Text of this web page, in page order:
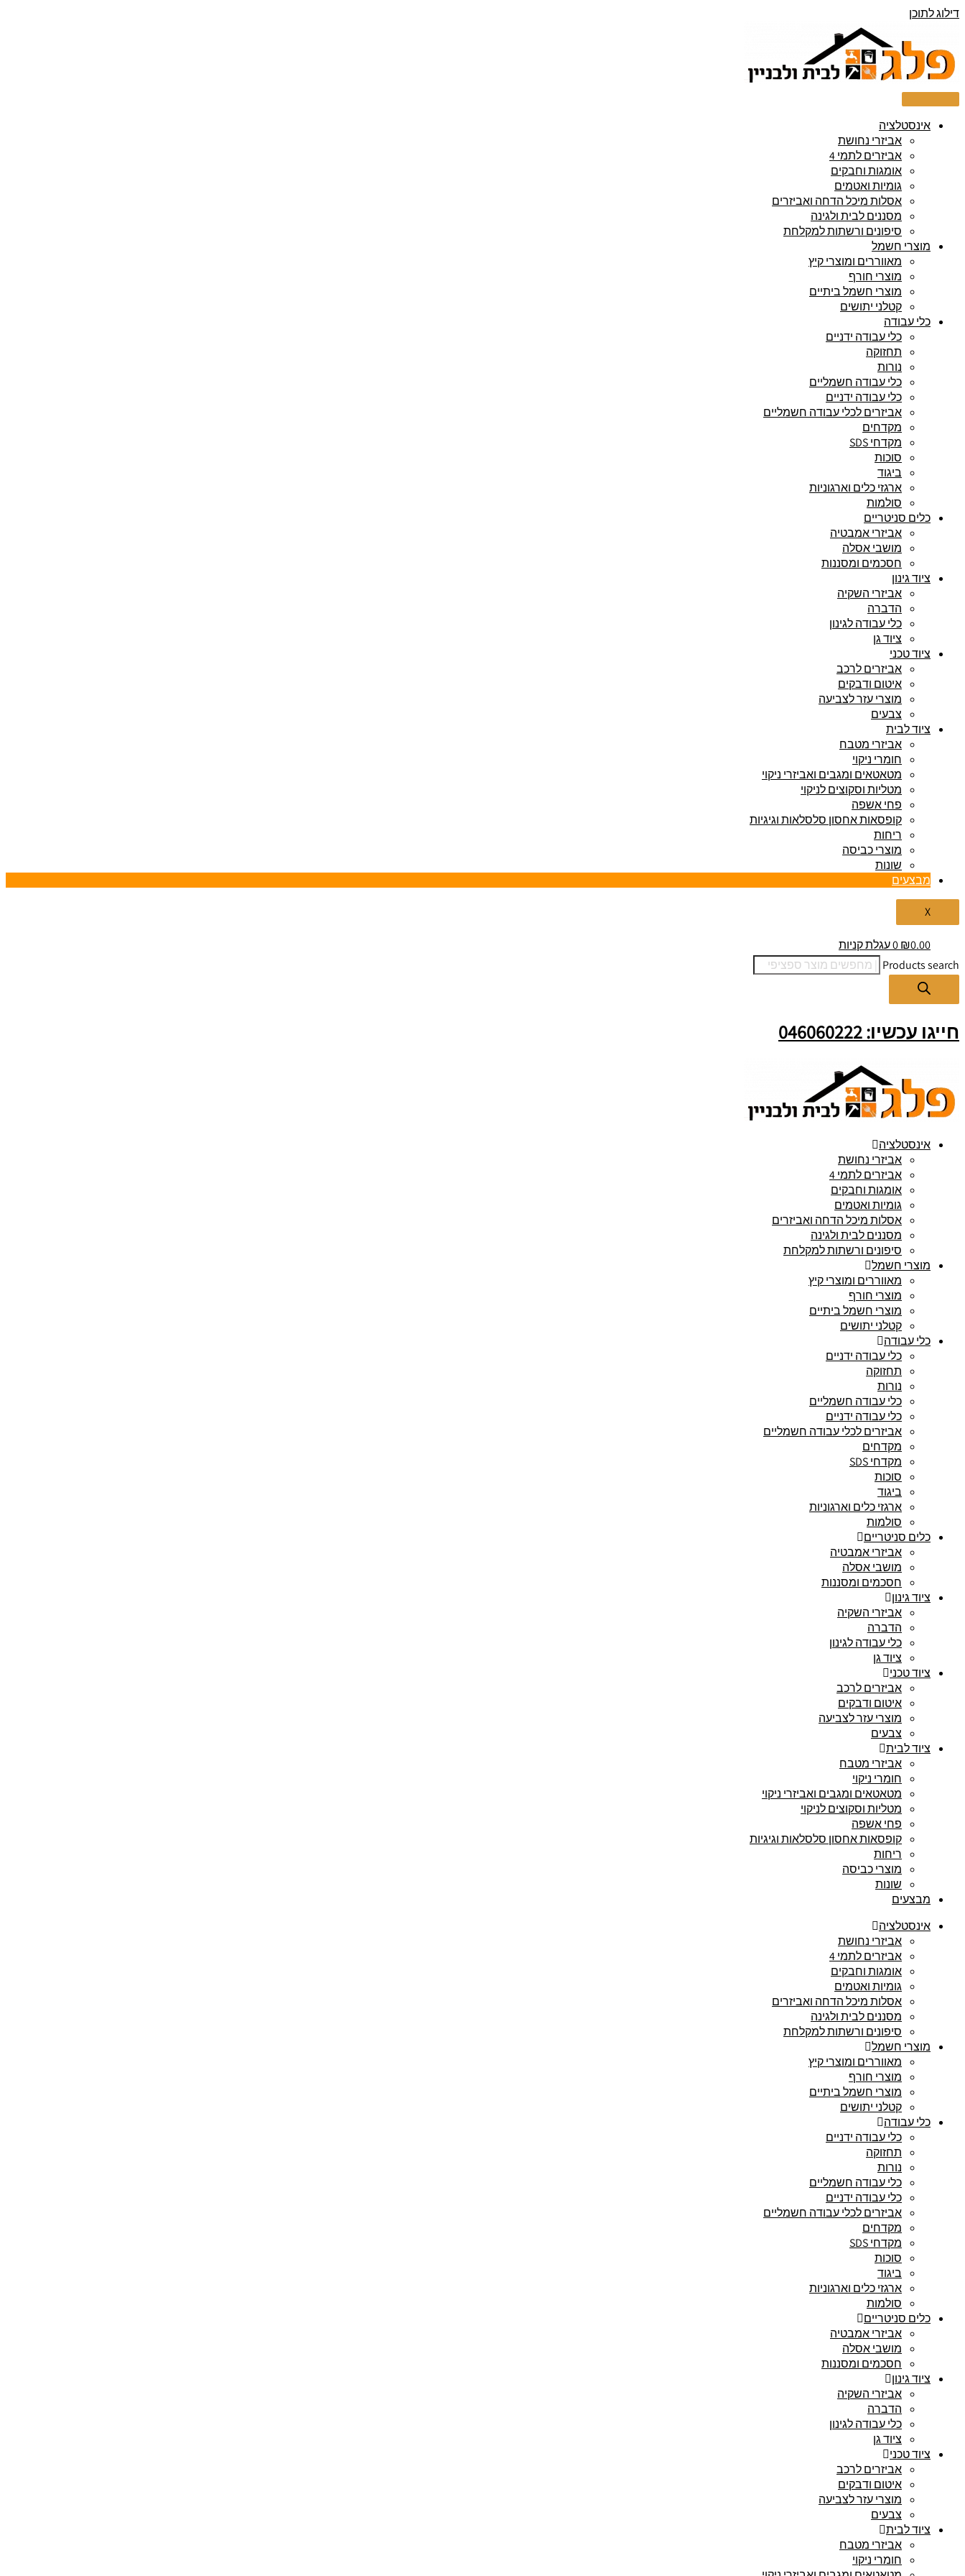
דילוג לתוכן
אינסטלציה
אביזרי נחושת
אביזרים לתמי 4
אומגות וחבקים
גומיות ואטמים
אסלות מיכל הדחה ואביזרים
מסננים לבית ולגינה
סיפונים ורשתות למקלחת
מוצרי חשמל
מאווררים ומוצרי קיץ
מוצרי חורף
מוצרי חשמל ביתיים
קטלני יתושים
כלי עבודה
כלי עבודה ידניים
תחזוקה
נורות
כלי עבודה חשמליים
כלי עבודה ידניים
אביזרים לכלי עבודה חשמליים
מקדחים
מקדחי SDS
סוכות
ביגוד
ארגזי כלים וארגוניות
סולמות
כלים סניטריים
אביזרי אמבטיה
מושבי אסלה
חסכמים ומסננות
ציוד גינון
אביזרי השקיה
הדברה
כלי עבודה לגינון
ציוד גן
ציוד טכני
אביזרים לרכב
איטום ודבקים
מוצרי עזר לצביעה
צבעים
ציוד לבית
אביזרי מטבח
חומרי ניקוי
מטאטאים ומגבים ואביזרי ניקוי
מטליות וסקוצים לניקוי
פחי אשפה
קופסאות אחסון סלסלאות וגיגיות
ריחות
מוצרי כביסה
שונות
מבצעים
X
₪0.00
0עגלת קניות
Products search
חייגו עכשיו: 046060222
אינסטלציה
אביזרי נחושת
אביזרים לתמי 4
אומגות וחבקים
גומיות ואטמים
אסלות מיכל הדחה ואביזרים
מסננים לבית ולגינה
סיפונים ורשתות למקלחת
מוצרי חשמל
מאווררים ומוצרי קיץ
מוצרי חורף
מוצרי חשמל ביתיים
קטלני יתושים
כלי עבודה
כלי עבודה ידניים
תחזוקה
נורות
כלי עבודה חשמליים
כלי עבודה ידניים
אביזרים לכלי עבודה חשמליים
מקדחים
מקדחי SDS
סוכות
ביגוד
ארגזי כלים וארגוניות
סולמות
כלים סניטריים
אביזרי אמבטיה
מושבי אסלה
חסכמים ומסננות
ציוד גינון
אביזרי השקיה
הדברה
כלי עבודה לגינון
ציוד גן
ציוד טכני
אביזרים לרכב
איטום ודבקים
מוצרי עזר לצביעה
צבעים
ציוד לבית
אביזרי מטבח
חומרי ניקוי
מטאטאים ומגבים ואביזרי ניקוי
מטליות וסקוצים לניקוי
פחי אשפה
קופסאות אחסון סלסלאות וגיגיות
ריחות
מוצרי כביסה
שונות
מבצעים
אינסטלציה
אביזרי נחושת
אביזרים לתמי 4
אומגות וחבקים
גומיות ואטמים
אסלות מיכל הדחה ואביזרים
מסננים לבית ולגינה
סיפונים ורשתות למקלחת
מוצרי חשמל
מאווררים ומוצרי קיץ
מוצרי חורף
מוצרי חשמל ביתיים
קטלני יתושים
כלי עבודה
כלי עבודה ידניים
תחזוקה
נורות
כלי עבודה חשמליים
כלי עבודה ידניים
אביזרים לכלי עבודה חשמליים
מקדחים
מקדחי SDS
סוכות
ביגוד
ארגזי כלים וארגוניות
סולמות
כלים סניטריים
אביזרי אמבטיה
מושבי אסלה
חסכמים ומסננות
ציוד גינון
אביזרי השקיה
הדברה
כלי עבודה לגינון
ציוד גן
ציוד טכני
אביזרים לרכב
איטום ודבקים
מוצרי עזר לצביעה
צבעים
ציוד לבית
אביזרי מטבח
חומרי ניקוי